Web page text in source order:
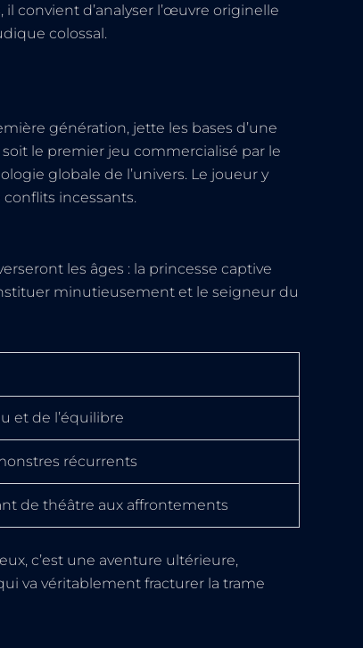
convient d’analyser l’œuvre originelle
colossal.
génération, jette les bases d’une
le premier jeu commercialisé par le
globale de l’univers. Le joueur y
incessants.
les âges : la princesse captive
minutieusement et le seigneur du
et de l’équilibre
récurrents
de théâtre aux affrontements
c’est une aventure ultérieure,
va véritablement fracturer la trame